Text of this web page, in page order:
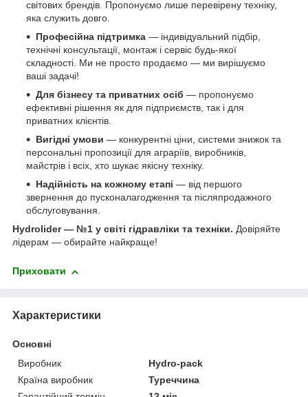
світових брендів. Пропонуємо лише перевірену техніку,
яка служить довго.
Професійна підтримка — індивідуальний підбір,
технічні консультації, монтаж і сервіс будь-якої
складності. Ми не просто продаємо — ми вирішуємо
ваші задачі!
Для бізнесу та приватних осіб — пропонуємо
ефективні рішення як для підприємств, так і для
приватних клієнтів.
Вигідні умови — конкурентні ціни, системи знижок та
персональні пропозиції для аграріїв, виробників,
майстрів і всіх, хто шукає якісну техніку.
Надійність на кожному етапі — від першого
звернення до пусконалагодження та післяпродажного
обслуговування.
Hydrolider — №1 у світі гідравліки та техніки. Довіряйте
лідерам — обирайте найкраще!
Приховати
Характеристики
Основні
Виробник
Hydro-pack
Країна виробник
Туреччина